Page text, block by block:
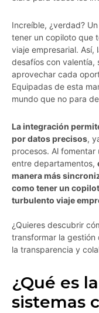
Increíble, ¿verdad?
tener un copiloto que
viaje empresarial. Así,
desafíos con valentía,
aprovechar cada
Equipadas de esta
mundo que no para
La integración
por datos precisos,
procesos. Al
entre departamentos,
manera más
como tener un
turbulento viaje
¿Quieres descubrir
transformar la gestión
la transparencia y
¿Qué es
sistemas